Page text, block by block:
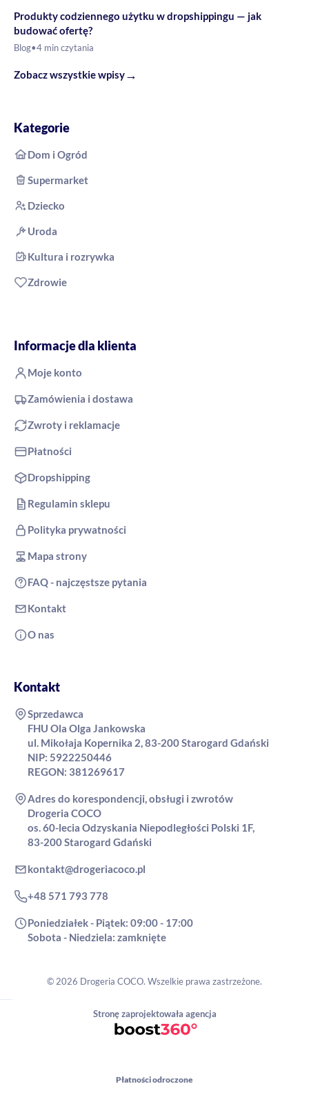
Produkty codziennego użytku w dropshippingu — jak
budować ofertę?
Blog•4 min czytania
Zobacz wszystkie wpisy→
Kategorie
Dom i Ogród
Supermarket
Dziecko
Uroda
Kultura i rozrywka
Zdrowie
Informacje dla klienta
Moje konto
Zamówienia i dostawa
Zwroty i reklamacje
Płatności
Dropshipping
Regulamin sklepu
Polityka prywatności
Mapa strony
FAQ - najczęstsze pytania
Kontakt
O nas
Kontakt
Sprzedawca
FHU Ola Olga Jankowska
ul. Mikołaja Kopernika 2, 83-200 Starogard Gdański
NIP: 5922250446
REGON: 381269617
Adres do korespondencji, obsługi i zwrotów
Drogeria COCO
os. 60-lecia Odzyskania Niepodległości Polski 1F,
83-200 Starogard Gdański
kontakt@drogeriacoco.pl
+48 571 793 778
Poniedziałek - Piątek: 09:00 - 17:00
Sobota - Niedziela: zamknięte
© 2026 Drogeria COCO. Wszelkie prawa zastrzeżone.
Stronę zaprojektowała agencja
Płatności odroczone